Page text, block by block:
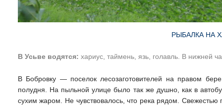
РЫБАЛКА НА
В Усьве водятся: хариус, таймень, язь, голавль. В нижней
В Бобровку — поселок лесозаготовителей на правом
полудня. На пыльной улице было так же душно, как в
сухим жаром. Не чувствовалось, что река рядом.